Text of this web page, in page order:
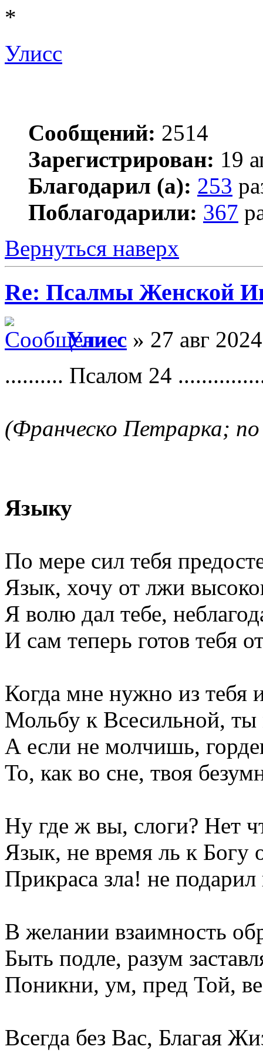
*
Улисс
Сообщений: 2514
Зарегистрирован: 19
Благодарил (а): 253
Поблагодарили: 367
Вернуться наверх
Re: Псалмы Женской
Улисс » 27 авг
.......... Псалом 24
(Франческо Петрарка;
Языку
По мере сил тебя
Язык, хочу от лжи
Я волю дал тебе,
И сам теперь готов тебя
Когда мне нужно из тебя
Мольбу к Всесильной,
А если не молчишь,
То, как во сне, твоя
Ну где ж вы, слоги? Нет
Язык, не время ль к Богу
Прикраса зла! не
В желании взаимность
Быть подле, разум
Поникни, ум, пред Той,
Всегда без Вас, Благая